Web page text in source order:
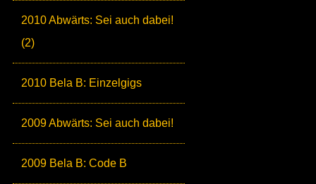
2010 Abwärts: Sei auch dabei!
(2)
2010 Bela B: Einzelgigs
2009 Abwärts: Sei auch dabei!
2009 Bela B: Code B